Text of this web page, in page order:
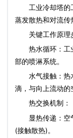
工业冷却塔的工
蒸发散热和对流传
关键工作原理
热水循环‌：工业
部的喷淋系统。
水气接触‌：热水
滴，与向上流动的
‌热交换机制‌：
显热传递‌：空气
(接触散热)。